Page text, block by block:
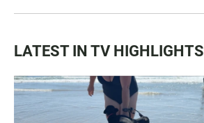
LATEST IN TV HIGHLIGHTS